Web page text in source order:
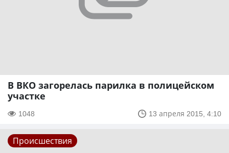
В ВКО загорелась парилка в полицейском
участке
1048 13 апреля 2015, 4:10
Происшествия